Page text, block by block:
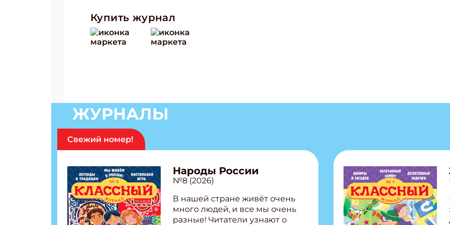
Купить журнал
ЖУРНАЛЫ
Свежий номер!
Народы России
№8 (2026)
В нашей стране живёт очень
много людей, и все мы очень
разные! Читатели узнают о